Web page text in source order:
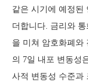
같은 시기에 예정된
더합니다. 금리와
을 미쳐 암호화폐와
의 7일 내포 변동성
사적 변동성 수준과